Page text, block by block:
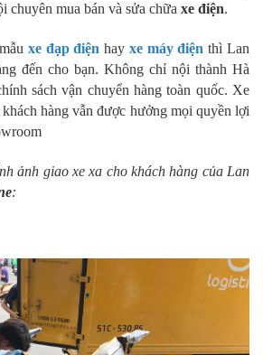
chuyên mua bán và sửa chữa xe điện.
xe đạp điện hay xe máy điện thì Lan
đến cho bạn. Không chỉ nội thành Hà
sách vận chuyển hàng toàn quốc. Xe
hàng vẫn được hưởng mọi quyền lợi
ảnh giao xe xa cho khách hàng của Lan
: